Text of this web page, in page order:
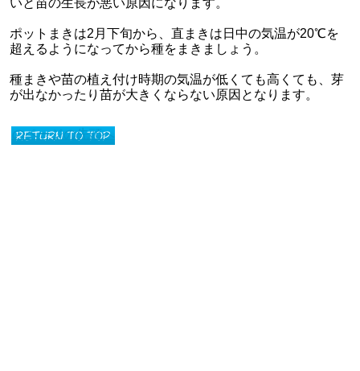
ポットまきは2月下旬から、直まきは日中の気温が20℃を
超えるようになってから種をまきましょう。
種まきや苗の植え付け時期の気温が低くても高くても、芽
が出なかったり苗が大きくならない原因となります。
のページの先頭へ